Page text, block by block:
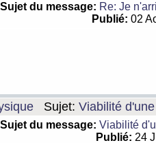
Sujet du message: Re: Je
Publié: 02
Sujet: Viabilité
Sujet du message: Viabilité
Publié: 24